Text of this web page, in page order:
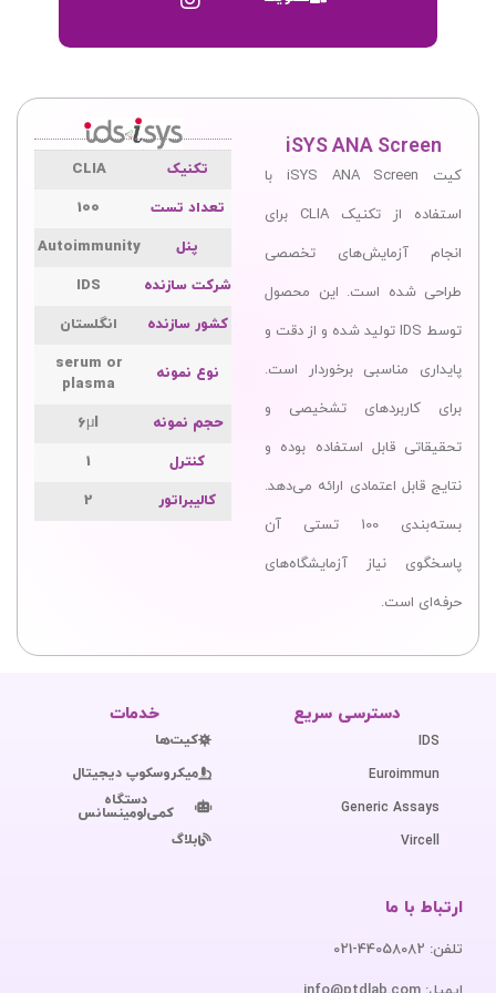
iSYS ANA Screen
کیت iSYS ANA Screen با
استفاده از تکنیک CLIA برای
انجام آزمایش‌های تخصصی
طراحی شده است. این محصول
توسط IDS تولید شده و از دقت و
پایداری مناسبی برخوردار است.
برای کاربردهای تشخیصی و
تحقیقاتی قابل استفاده بوده و
نتایج قابل اعتمادی ارائه می‌دهد.
بسته‌بندی 100 تستی آن
پاسخگوی نیاز آزمایشگاه‌های
حرفه‌ای است.
تکنیک
CLIA
تعداد تست
100
پنل
Autoimmunity
شرکت سازنده
IDS
کشور سازنده
انگلستان
نوع نمونه
serum or
plasma
حجم نمونه
6μl
کنترل
1
کالیبراتور
2
دسترسی سریع
IDS
Euroimmun
Generic Assays
Vircell
خدمات
کیت‌ها
میکروسکوپ دیجیتال
دستگاه
کمی‌لومینسانس
بلاگ
ارتباط با ما
تلفن: 44058082-021